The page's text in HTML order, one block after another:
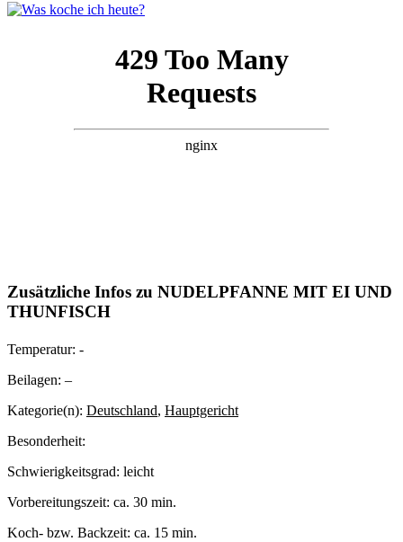
Zusätzliche Infos zu NUDELPFANNE MIT EI UND
THUNFISCH
Temperatur: -
Beilagen: –
Kategorie(n): Deutschland, Hauptgericht
Besonderheit:
Schwierigkeitsgrad: leicht
Vorbereitungszeit: ca. 30 min.
Koch- bzw. Backzeit: ca. 15 min.